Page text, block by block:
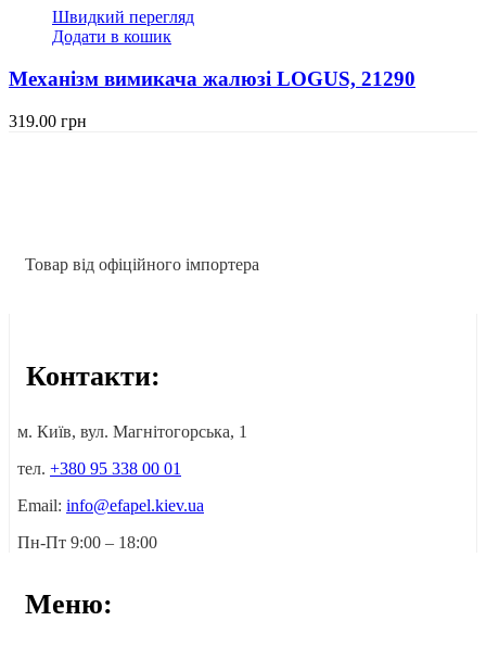
Швидкий перегляд
Додати в кошик
Механізм вимикача жалюзі LOGUS, 21290
319.00 грн
Товар від офіційного імпортера
Контакти:
м. Київ, вул. Магнітогорська, 1
тел. +380 95 338 00 01
Email: info@efapel.kiev.ua
Пн-Пт 9:00 – 18:00
Меню: